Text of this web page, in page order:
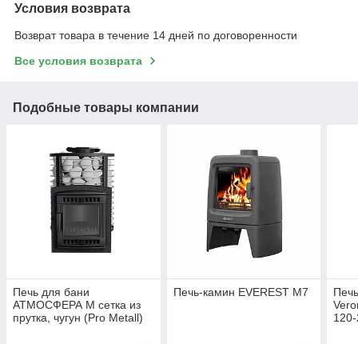
Условия возврата
Возврат товара в течение 14 дней по договоренности
Все условия возврата
Подобные товары компании
Печь для бани
АТМОСФЕРА М сетка из
прутка, чугун (Pro Metall)
Печь-камин EVEREST М7